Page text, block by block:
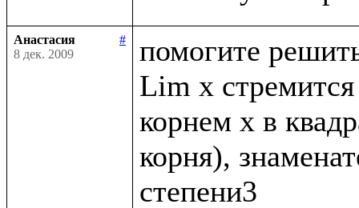
Анастасия
#
8 дек. 2009
помогите
Lim x
корнем x в
корня),